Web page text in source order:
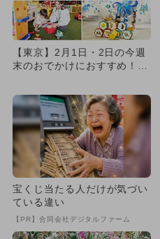
【東京】2月1日・2日の今週
末のおでかけにおすすめ！人
宝くじ当たる人だけが気づい
ている違い
【PR】合同会社デジタルファーム